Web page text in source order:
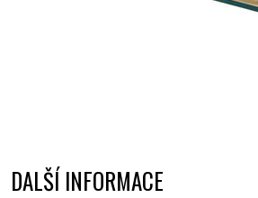
DALŠÍ INFORMACE